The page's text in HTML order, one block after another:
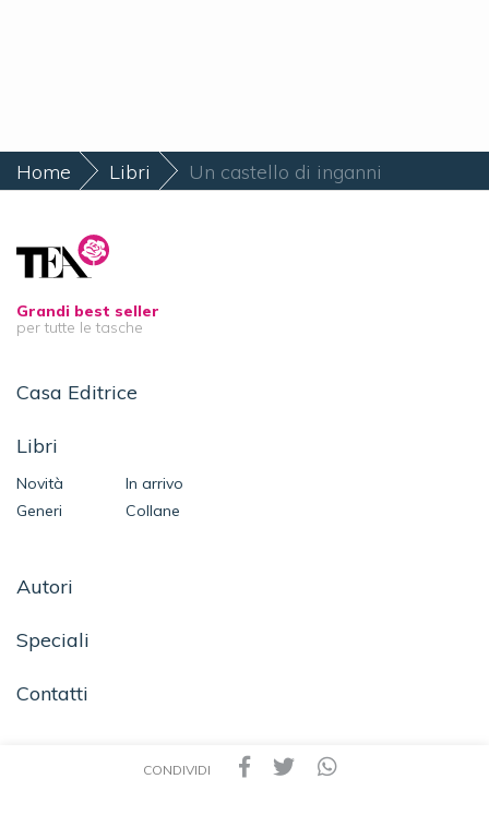
CONDIVIDI
Home Libri Un castello di inganni
Grandi best seller
per tutte le tasche
Casa Editrice
Libri
Novità
In arrivo
Generi
Collane
Autori
Speciali
Contatti